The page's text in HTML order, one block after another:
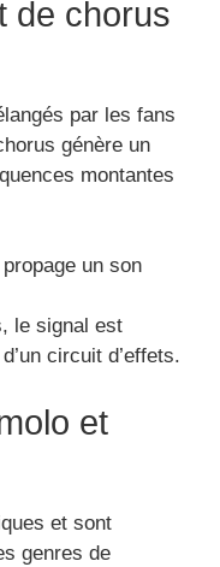
de chorus
par les fans
génère un
montantes
un son
le signal est
circuit d’effets.
et
et sont
genres de